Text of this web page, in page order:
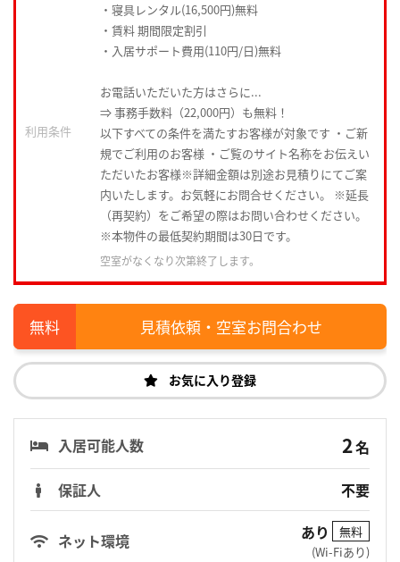
・寝具レンタル(16,500円)無料
・賃料 期間限定割引
・入居サポート費用(110円/日)無料
お電話いただいた方はさらに...
⇒ 事務手数料（22,000円）も無料！
利用条件
以下すべての条件を満たすお客様が対象です ・ご新
規でご利用のお客様 ・ご覧のサイト名称をお伝えい
ただいたお客様※詳細金額は別途お見積りにてご案
内いたします。お気軽にお問合せください。 ※延長
（再契約）をご希望の際はお問い合わせください。
※本物件の最低契約期間は30日です。
空室がなくなり次第終了します。
見積依頼・空室お問合わせ
お気に入り登録
入居可能人数 2名
保証人
不要
ネット環境 あり
無料
(Wi-Fiあり)